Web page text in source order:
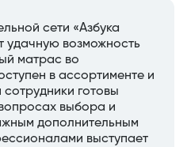
сети «Азбука
удачную возможность
матрас во
в ассортименте и
готовы
выбора и
дополнительным
выступает